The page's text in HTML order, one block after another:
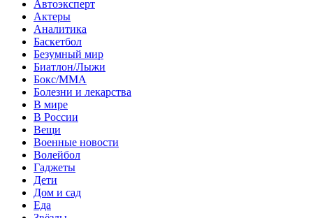
Автоэксперт
Актеры
Аналитика
Баскетбол
Безумный мир
Биатлон/Лыжи
Бокс/MMA
Болезни и лекарства
В мире
В России
Вещи
Военные новости
Волейбол
Гаджеты
Дети
Дом и сад
Еда